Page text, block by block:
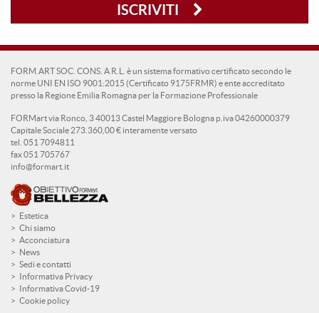
ISCRIVITI
FORM.ART SOC. CONS. A R.L. è un sistema formativo certificato secondo le
norme UNI EN ISO 9001:2015 (Certificato 9175FRMR) e ente accreditato
presso la Regione Emilia Romagna per la Formazione Professionale
FORMart via Ronco, 3 40013 Castel Maggiore Bologna p.iva 04260000379
Capitale Sociale 273.360,00 € interamente versato
tel. 051 7094811
fax 051 705767
info@formart.it
Estetica
Chi siamo
Acconciatura
News
Sedi e contatti
Informativa Privacy
Informativa Covid-19
Cookie policy